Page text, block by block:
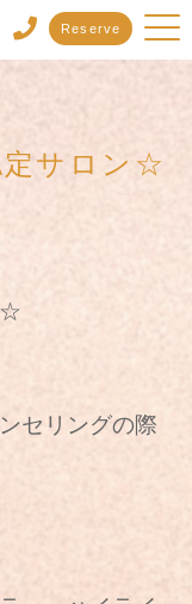
Reserve
定サロン☆
☆
セリングの際